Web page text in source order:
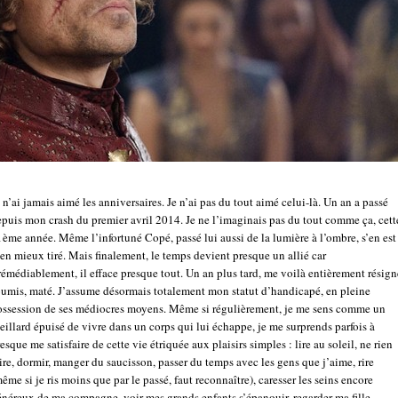
n’ai jamais aimé les anniversaires. Je n’ai pas du tout aimé celui-là. Un an a passé
mon crash du premier avril 2014. Je ne l’imaginais pas du tout comme ça,
année. Même l’infortuné Copé, passé lui aussi de la lumière à l’ombre, s’en est
mieux tiré. Mais finalement, le temps devient presque un allié car
il efface presque tout. Un an plus tard, me voilà entièrement
maté. J’assume désormais totalement mon statut d’handicapé, en pleine
de ses médiocres moyens. Même si régulièrement, je me sens comme un
épuisé de vivre dans un corps qui lui échappe, je me surprends parfois à
me satisfaire de cette vie étriquée aux plaisirs simples : lire au soleil, ne rien
dormir, manger du saucisson, passer du temps avec les gens que j’aime, rire
si je ris moins que par le passé, faut reconnaître), caresser les seins encore